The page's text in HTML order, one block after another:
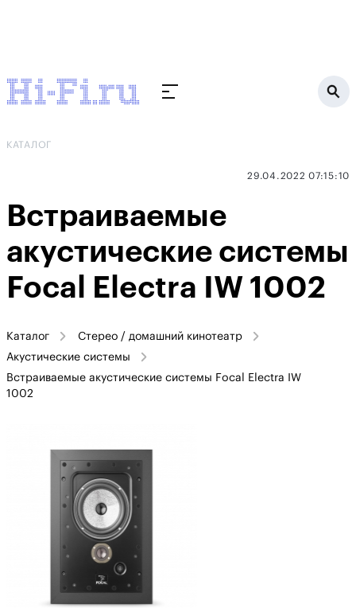
КАТАЛОГ
29.04.2022 07:15:10
Встраиваемые
акустические системы
Focal Electra IW 1002
Каталог
Стерео / домашний кинотеатр
Акустические системы
Встраиваемые акустические системы Focal Electra IW
1002